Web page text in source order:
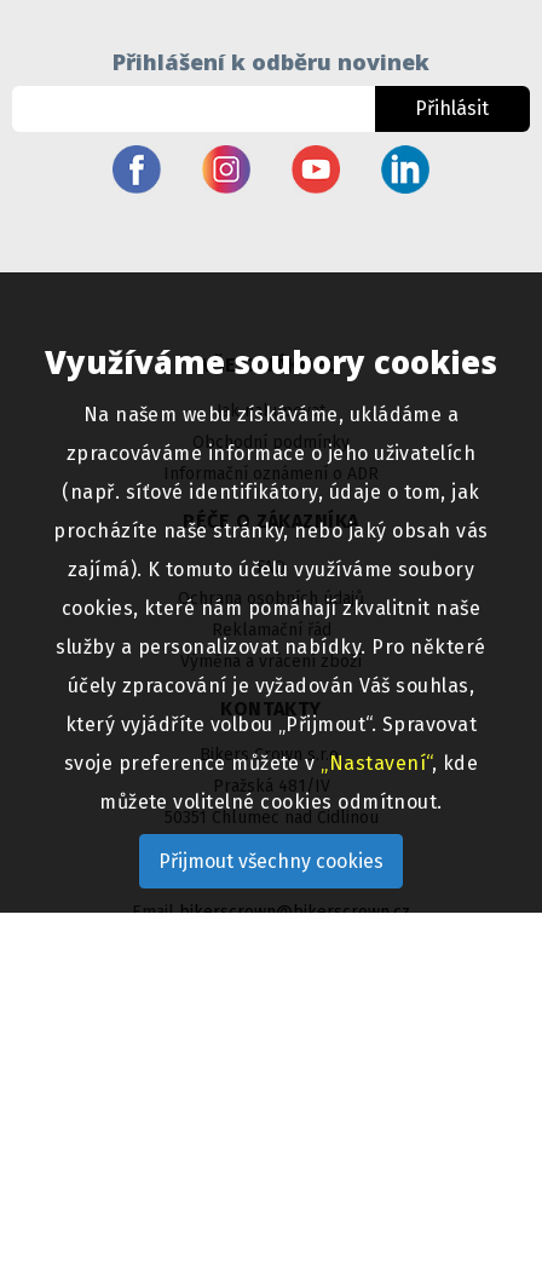
Využíváme soubory cookies
Na našem webu získáváme, ukládáme a
zpracováváme informace o jeho uživatelích
(např. síťové identifikátory, údaje o tom, jak
procházíte naše stránky, nebo jaký obsah vás
zajímá). K tomuto účelu využíváme soubory
cookies, které nám pomáhají zkvalitnit naše
služby a personalizovat nabídky. Pro některé
účely zpracování je vyžadován Váš souhlas,
který vyjádříte volbou „Přijmout“. Spravovat
svoje preference můžete v„Nastavení“, kde
můžete volitelné cookies odmítnout.
Přijmout všechny cookies
Přihlášení k odběru novinek
Přihlásit
VŠE O NÁKUPU
Jak nakupovat
Obchodní podmínky
Informační oznámení o ADR
PÉČE O ZÁKAZNÍKA
FAQ
Ochrana osobních údajů
Reklamační řád
Výměna a vrácení zboží
KONTAKTY
Bikers Crown s.r.o.
Pražská 481/IV
50351 Chlumec nad Cidlinou
Emailbikerscrown@bikerscrown.cz